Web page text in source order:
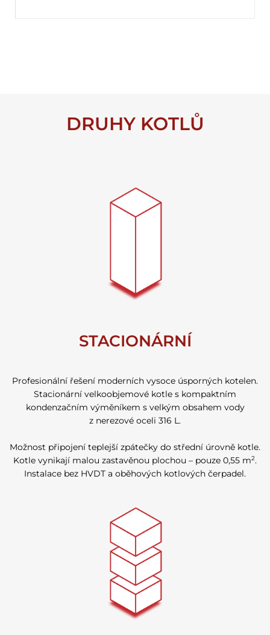
DRUHY KOTLŮ
STACIONÁRNÍ
Profesionální řešení moderních vysoce úsporných kotelen.
Stacionární velkoobjemové kotle s kompaktním
kondenzačním výměníkem s velkým obsahem vody
z nerezové oceli 316 L.
Možnost připojení teplejší zpátečky do střední úrovně kotle.
Kotle vynikají malou zastavěnou plochou – pouze 0,55 m2.
Instalace bez HVDT a oběhových kotlových čerpadel.